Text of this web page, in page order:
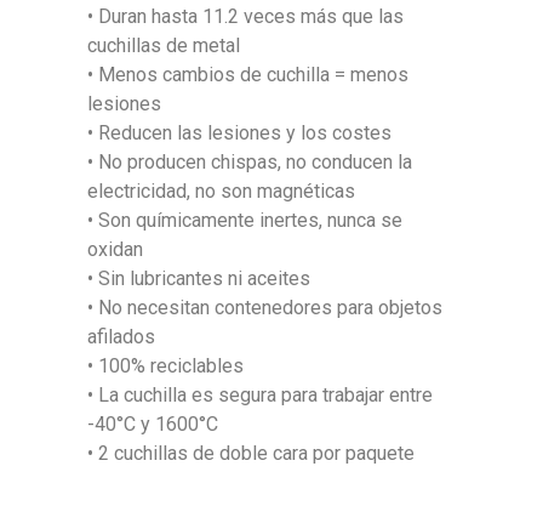
• Duran hasta 11.2 veces más que las
cuchillas de metal
• Menos cambios de cuchilla = menos
lesiones
• Reducen las lesiones y los costes
• No producen chispas, no conducen la
electricidad, no son magnéticas
• Son químicamente inertes, nunca se
oxidan
• Sin lubricantes ni aceites
• No necesitan contenedores para objetos
afilados
• 100% reciclables
• La cuchilla es segura para trabajar entre
-40°C y 1600°C
• 2 cuchillas de doble cara por paquete